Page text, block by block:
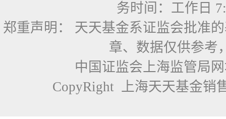
务时间：工作日
郑重声明： 天天基金系证监会批准
章、数据仅供参考
中国证监会上海监管局
CopyRight 上海天天基金销